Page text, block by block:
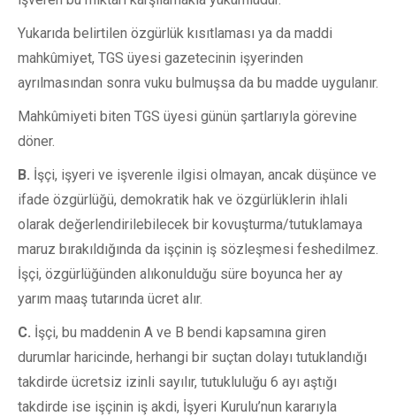
Yukarıda belirtilen özgürlük kısıtlaması ya da maddi
mahkûmiyet, TGS üyesi gazetecinin işyerinden
ayrılmasından sonra vuku bulmuşsa da bu madde uygulanır.
Mahkûmiyeti biten TGS üyesi günün şartlarıyla görevine
döner.
B. İşçi, işyeri ve işverenle ilgisi olmayan, ancak düşünce ve
ifade özgürlüğü, demokratik hak ve özgürlüklerin ihlali
olarak değerlendirilebilecek bir kovuşturma/tutuklamaya
maruz bırakıldığında da işçinin iş sözleşmesi feshedilmez.
İşçi, özgürlüğünden alıkonulduğu süre boyunca her ay
yarım maaş tutarında ücret alır.
C. İşçi, bu maddenin A ve B bendi kapsamına giren
durumlar haricinde, herhangi bir suçtan dolayı tutuklandığı
takdirde ücretsiz izinli sayılır, tutukluluğu 6 ayı aştığı
takdirde ise işçinin iş akdi, İşyeri Kurulu’nun kararıyla